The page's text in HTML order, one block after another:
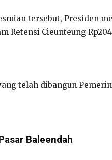
tersebut, Presiden
Retensi Cieunteung
telah dibangun
Baleendah